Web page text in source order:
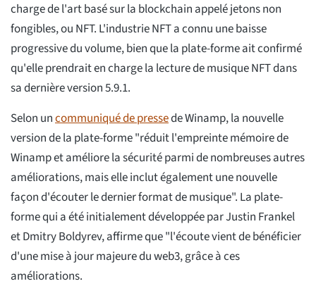
charge de l'art basé sur la blockchain appelé jetons non
fongibles, ou NFT. L'industrie NFT a connu une baisse
progressive du volume, bien que la plate-forme ait confirmé
qu'elle prendrait en charge la lecture de musique NFT dans
sa dernière version 5.9.1.
Selon uncommuniqué de pressede Winamp, la nouvelle
version de la plate-forme "réduit l'empreinte mémoire de
Winamp et améliore la sécurité parmi de nombreuses autres
améliorations, mais elle inclut également une nouvelle
façon d'écouter le dernier format de musique". La plate-
forme qui a été initialement développée par Justin Frankel
et Dmitry Boldyrev, affirme que "l'écoute vient de bénéficier
d'une mise à jour majeure du web3, grâce à ces
améliorations.